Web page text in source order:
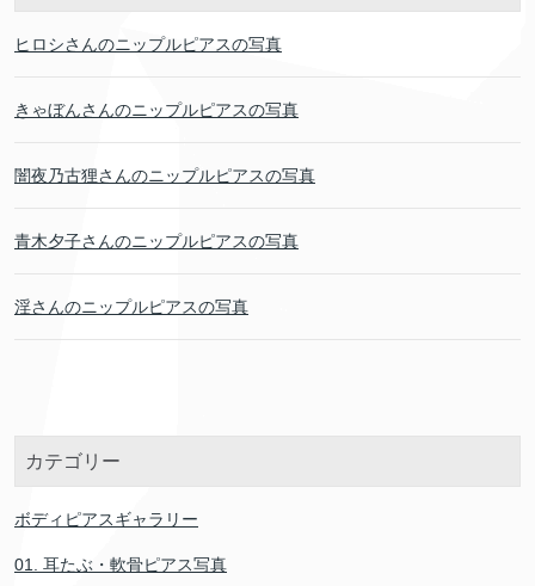
ヒロシさんのニップルピアスの写真
きゃぼんさんのニップルピアスの写真
闇夜乃古狸さんのニップルピアスの写真
青木夕子さんのニップルピアスの写真
淫さんのニップルピアスの写真
カテゴリー
ボディピアスギャラリー
01. 耳たぶ・軟骨ピアス写真